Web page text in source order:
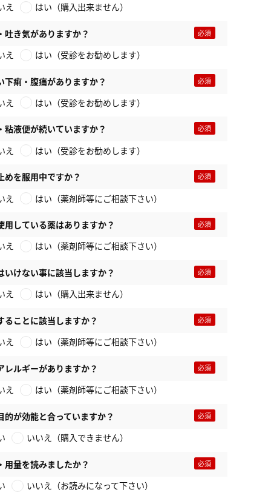
え
はい（購入出来ません）
吐き気がありますか？
え
はい（受診をお勧めします）
下痢・腹痛がありますか？
え
はい（受診をお勧めします）
粘液便が続いていますか？
え
はい（受診をお勧めします）
めを服用中ですか？
え
はい（薬剤師等にご相談下さい）
用している薬はありますか？
え
はい（薬剤師等にご相談下さい）
いけない事に該当しますか？
え
はい（購入出来ません）
ることに該当しますか？
え
はい（薬剤師等にご相談下さい）
レルギーがありますか？
え
はい（薬剤師等にご相談下さい）
的が効能と合っていますか？
いいえ（購入できません）
用量を読みましたか？
いいえ（お読みになって下さい）